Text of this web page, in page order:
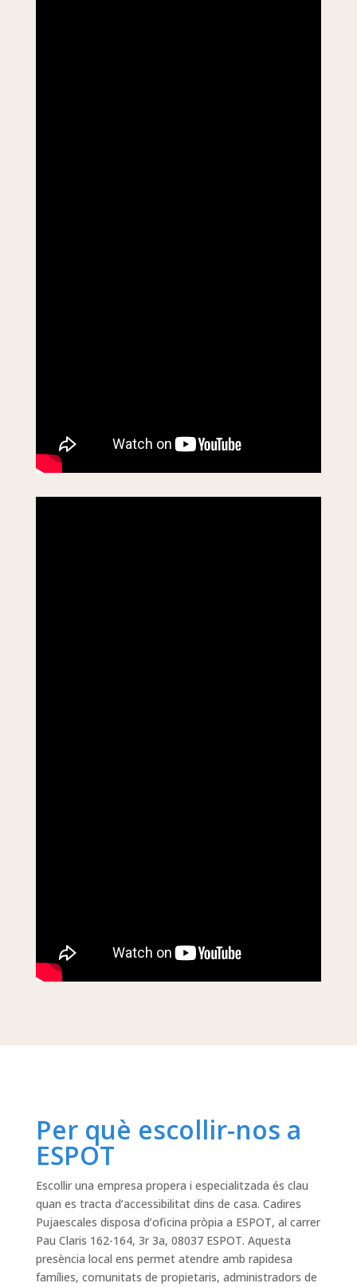
Per què escollir-nos a
ESPOT
Escollir una empresa propera i especialitzada és clau
quan es tracta d’accessibilitat dins de casa. Cadires
Pujaescales disposa d’oficina pròpia a ESPOT, al carrer
Pau Claris 162-164, 3r 3a, 08037 ESPOT. Aquesta
presència local ens permet atendre amb rapidesa
famílies, comunitats de propietaris, administradors de